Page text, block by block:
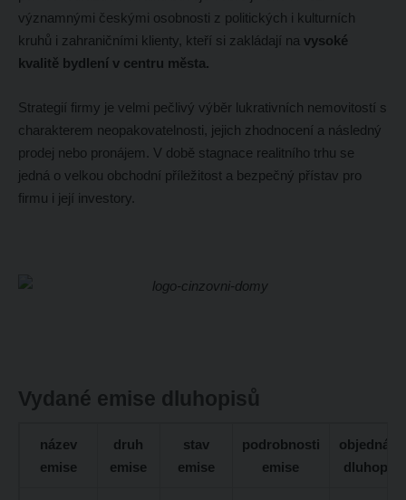
významnými českými osobnosti z politických i kulturních
kruhů i zahraničními klienty, kteří si zakládají na vysoké
kvalitě bydlení v centru města.
Strategií firmy je velmi pečlivý výběr lukrativních nemovitostí s
charakterem neopakovatelnosti, jejich zhodnocení a následný
prodej nebo pronájem. V době stagnace realitního trhu se
jedná o velkou obchodní příležitost a bezpečný přístav pro
firmu i její investory.
Vydané emise dluhopisů
název
emise
druh
emise
stav
emise
podrobnosti
emise
dluhopisů